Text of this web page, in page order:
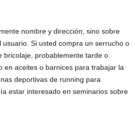
nombre y dirección, sino sobre
Si usted compra un serrucho o
bricolaje, probablemente tarde o
en aceites o barnices para trabajar la
deportivas de running para
estar interesado en seminarios sobre